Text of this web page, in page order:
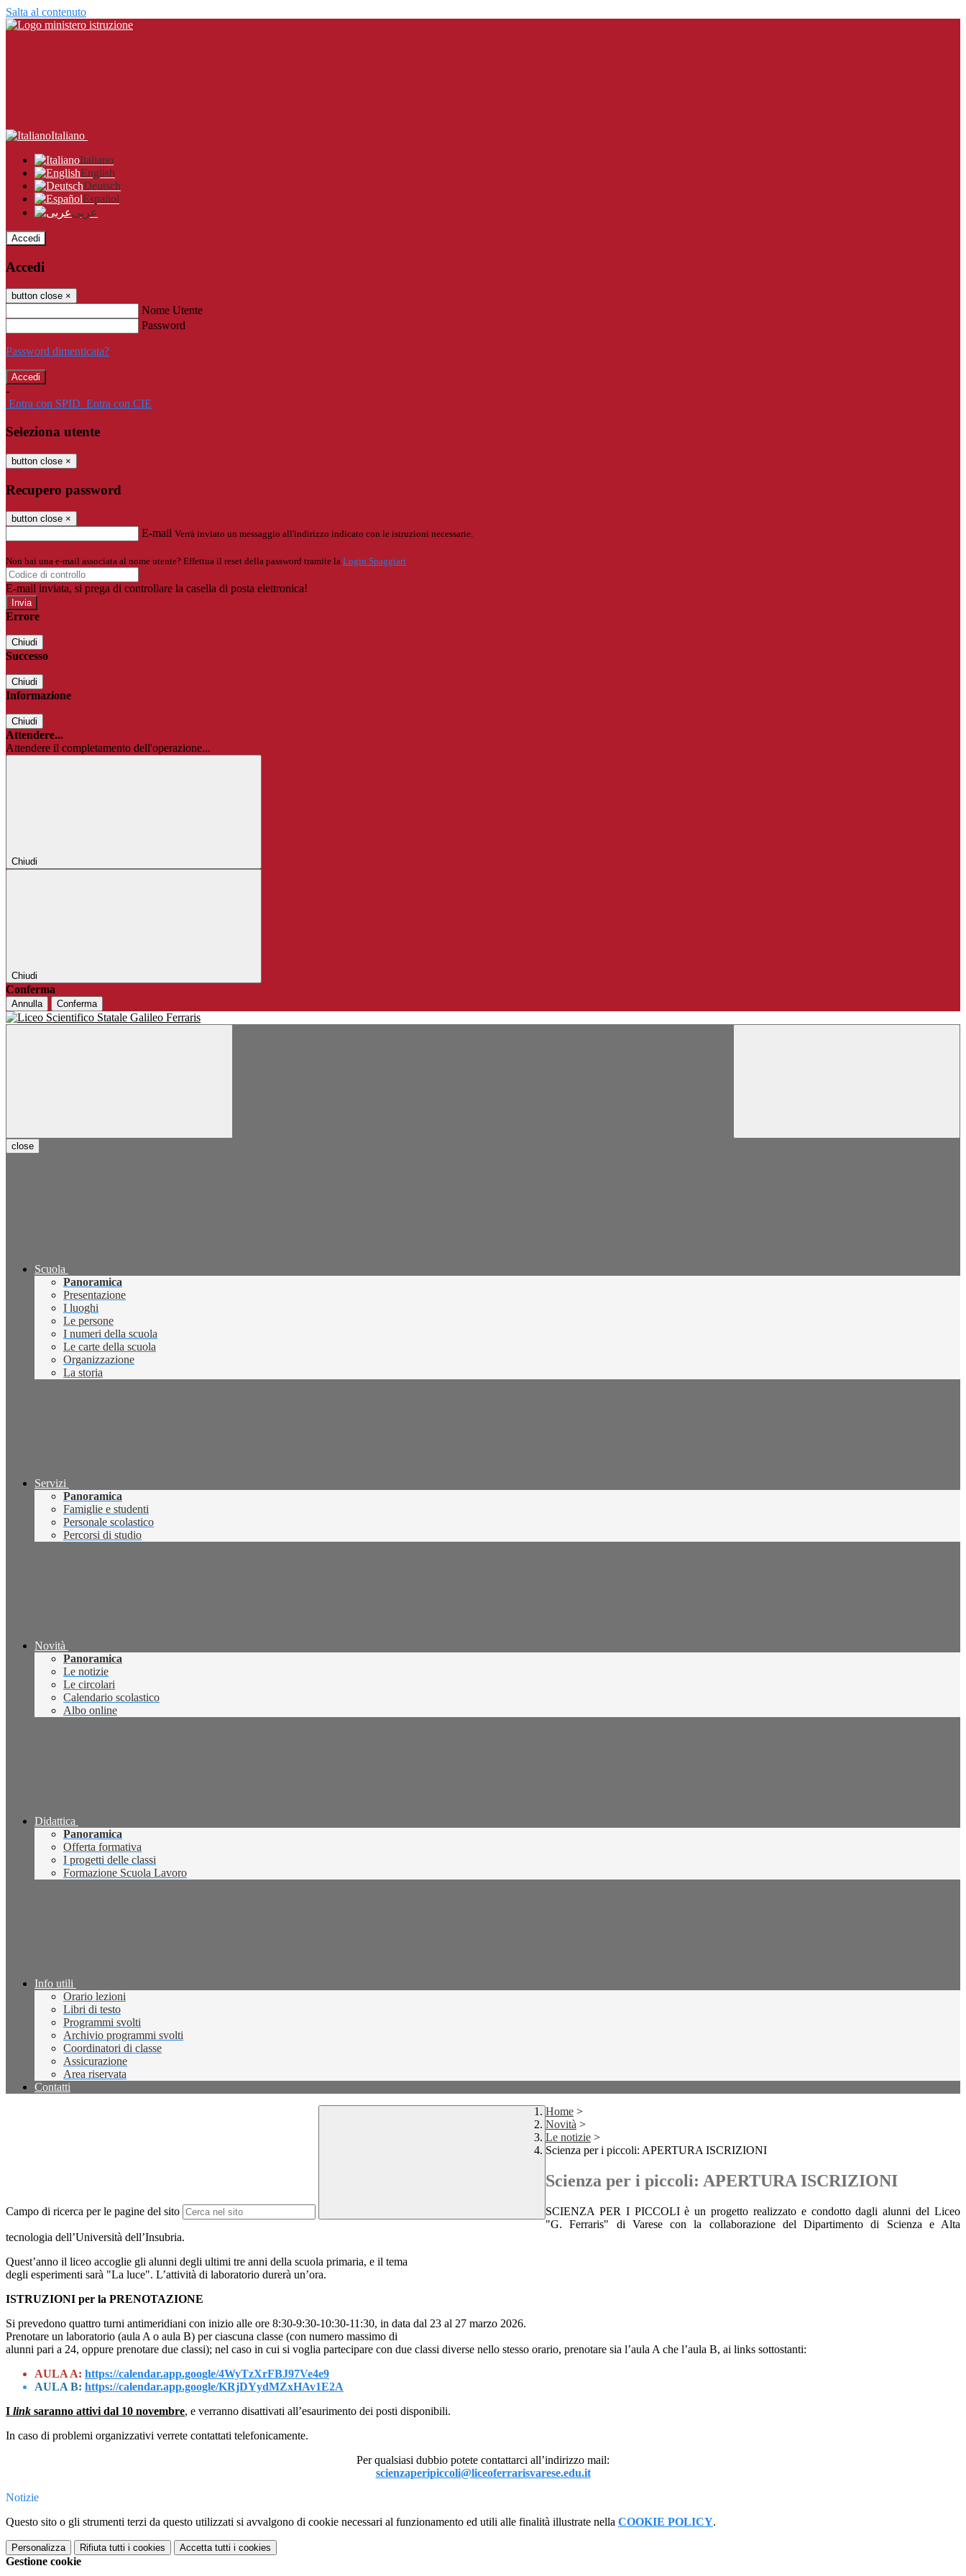
Salta al contenuto
Italiano
Italiano
English
Deutsch
Español
عربى
Accedi
Accedi
button close ×
Nome Utente
Password
Password dimenticata?
-
Entra con SPID Entra con CIE
Seleziona utente
button close ×
Recupero password
button close ×
E-mail Verrà inviato un messaggio all'indirizzo indicato con le istruzioni necessarie.
Non hai una e-mail associata al nome utente? Effettua il reset della password tramite la Login Spaggiari
E-mail inviata, si prega di controllare la casella di posta elettronica!
Errore
Chiudi
Successo
Chiudi
Informazione
Chiudi
Attendere...
Attendere il completamento dell'operazione...
Chiudi
Chiudi
Conferma
Annulla Conferma
close
Scuola
Panoramica
Presentazione
I luoghi
Le persone
I numeri della scuola
Le carte della scuola
Organizzazione
La storia
Servizi
Panoramica
Famiglie e studenti
Personale scolastico
Percorsi di studio
Novità
Panoramica
Le notizie
Le circolari
Calendario scolastico
Albo online
Didattica
Panoramica
Offerta formativa
I progetti delle classi
Formazione Scuola Lavoro
Info utili
Orario lezioni
Libri di testo
Programmi svolti
Archivio programmi svolti
Coordinatori di classe
Assicurazione
Area riservata
Contatti
Campo di ricerca per le pagine del sito
Home >
Novità >
Le notizie >
Scienza per i piccoli: APERTURA ISCRIZIONI
Scienza per i piccoli: APERTURA ISCRIZIONI
SCIENZA PER I PICCOLI è un progetto realizzato e condotto dagli alunni del Liceo
"G. Ferraris" di Varese con la collaborazione del Dipartimento di Scienza e Alta
tecnologia dell’Università dell’Insubria.
Quest’anno il liceo accoglie gli alunni degli ultimi tre anni della scuola primaria, e il tema
degli esperimenti sarà "La luce". L’attività di laboratorio durerà un’ora.
ISTRUZIONI per la PRENOTAZIONE
Si prevedono quattro turni antimeridiani con inizio alle ore 8:30-9:30-10:30-11:30, in data dal 23 al 27 marzo 2026.
Prenotare un laboratorio (aula A o aula B) per ciascuna classe (con numero massimo di
alunni pari a 24, oppure prenotare due classi); nel caso in cui si voglia partecipare con due classi diverse nello stesso orario, prenotare sia l’aula A che l’aula B, ai links sottostanti:
AULA A: https://calendar.app.google/4WyTzXrFBJ97Ve4e9
AULA B: https://calendar.app.google/KRjDYydMZxHAv1E2A
I link saranno attivi dal 10 novembre, e verranno disattivati all’esaurimento dei posti disponibili.
In caso di problemi organizzativi verrete contattati telefonicamente.
Per qualsiasi dubbio potete contattarci all’indirizzo mail:
scienzaperipiccoli@liceoferrarisvarese.edu.it
Notizie
Questo sito o gli strumenti terzi da questo utilizzati si avvalgono di cookie necessari al funzionamento ed utili alle finalità illustrate nella COOKIE POLICY.
Personalizza Rifiuta tutti i cookies Accetta tutti i cookies
Gestione cookie